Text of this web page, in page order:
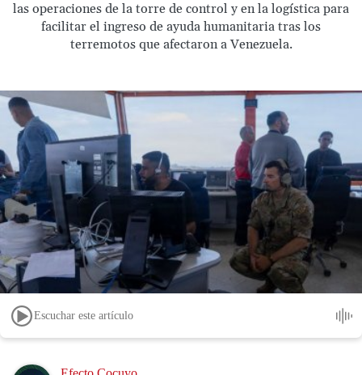
las operaciones de la torre de control y en la logística para
facilitar el ingreso de ayuda humanitaria tras los
terremotos que afectaron a Venezuela.
Escuchar este artículo